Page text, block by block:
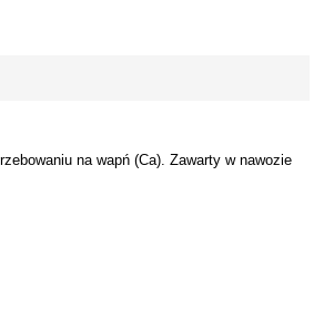
na wapń (Ca). Zawarty w nawozie